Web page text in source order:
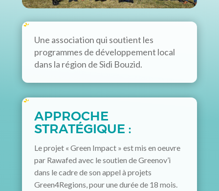
Une association qui soutient les
programmes de développement local
dans la région de Sidi Bouzid.
APPROCHE
STRATÉGIQUE :
Le projet « Green Impact » est mis en oeuvre
par Rawafed avec le soutien de Greenov’i
dans le cadre de son appel à projets
Green4Regions, pour une durée de 18 mois.